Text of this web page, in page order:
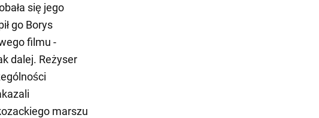
się jego
go Borys
filmu -
dalej. Reżyser
marszu